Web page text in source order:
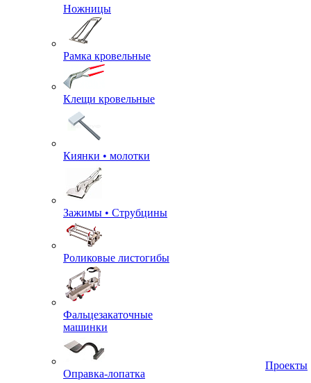
Ножницы
Рамка кровельные
Клещи кровельные
Киянки • молотки
Зажимы • Струбцины
Роликовые листогибы
Фальцезакаточные
машинки
Оправка-лопатка